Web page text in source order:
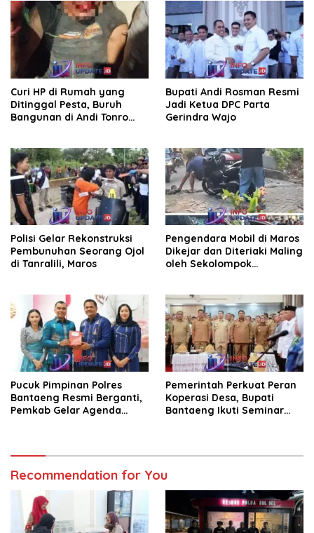
Curi HP di Rumah yang
Ditinggal Pesta, Buruh
Bangunan di Andi Tonro
Bupati Andi Rosman Resmi
Jadi Ketua DPC Parta
Gerindra Wajo
Polisi Gelar Rekonstruksi
Pembunuhan Seorang Ojol
di Tanralili, Maros
Pengendara Mobil di Maros
Dikejar dan Diteriaki Maling
oleh Sekolompok
Pucuk Pimpinan Polres
Bantaeng Resmi Berganti,
Pemkab Gelar Agenda
Pemerintah Perkuat Peran
Koperasi Desa, Bupati
Bantaeng Ikuti Seminar
Recommendation for You